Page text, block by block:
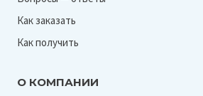
Как заказать
Как получить
О КОМПАНИИ